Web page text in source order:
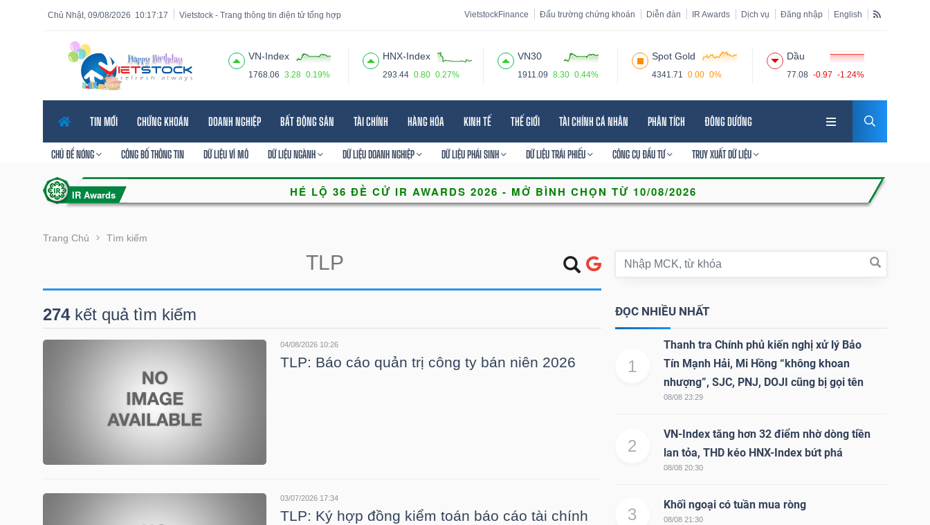
10:17:18
Chủ Nhật, 09/08/2026 Vietstock - Trang thông tin điện tử tổng hợp VietstockFinance Đấu trường chứng khoán Diễn đàn IR Awards Dịch vụ Đăng nhập English
VN-Index
1768.06 3.28 0.19%
HNX-Index
293.44 0.80 0.27%
VN30
1911.09 8.30 0.44%
Spot Gold
4341.71 0.00 0%
Dầu
77.08 -0.97 -1.24%
TIN MỚI CHỨNG KHOÁN DOANH NGHIỆP BẤT ĐỘNG SẢN TÀI CHÍNH HÀNG HÓA KINH TẾ THẾ GIỚI TÀI CHÍNH CÁ NHÂN PHÂN TÍCH ĐÔNG DƯƠNG
CHỦ ĐỀ NÓNG CÔNG BỐ THÔNG TIN DỮ LIỆU VĨ MÔ DỮ LIỆU NGÀNH DỮ LIỆU DOANH NGHIỆP DỮ LIỆU PHÁI SINH DỮ LIỆU TRÁI PHIẾU CÔNG CỤ ĐẦU TƯ TRUY XUẤT DỮ LIỆU
Trang Chủ Tìm kiếm
274kết quả tìm kiếm
04/08/2026 10:26
TLP: Báo cáo quản trị công ty bán niên 2026
03/07/2026 17:34
TLP: Ký hợp đồng kiểm toán báo cáo tài chính
ĐỌC NHIỀU NHẤT
1
Thanh tra Chính phủ kiến nghị xử lý Bảo
Tín Mạnh Hải, Mi Hồng “không khoan
nhượng”, SJC, PNJ, DOJI cũng bị gọi tên
08/08 23:29
2
VN-Index tăng hơn 32 điểm nhờ dòng tiền
lan tỏa, THD kéo HNX-Index bứt phá
08/08 20:30
3
Khối ngoại có tuần mua ròng
08/08 21:30
Tính năng
năng
VIETSTOCK
KHOÁN
ĐỘNG